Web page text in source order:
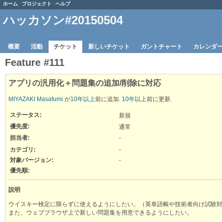
ホーム プロジェクト ヘルプ
ハッカソン#20150504
概要 活動 チケット 新しいチケット ガントチャート カレンダ
Feature #111
アプリの汎用化＋問題集の追加/削除に対応
MIYAZAKI Masafumi が10年以上前に追加. 10年以上前に更新.
ステータス:
新規
優先度:
通常
担当者:
-
カテゴリ:
-
対象バージョン:
-
優先順:
説明
ウイスキー検定に限らずに使えるようにしたい。（英単語帳や技術者向け試験
また、ウェブブラウザ上で新しい問題集を用意できるようにしたい。